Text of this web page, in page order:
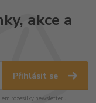
akce a
Přihlásit se
rozesílky newsletteru.